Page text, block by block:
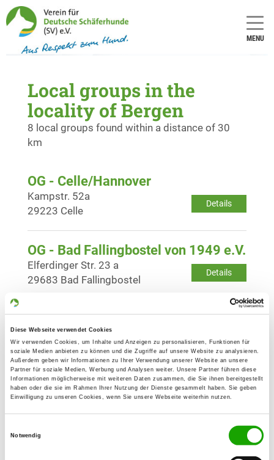
Diese Webseite verwendet Cookies
Wir verwenden Cookies, um Inhalte und Anzeigen zu personalisieren, Funktionen für
soziale Medien anbieten zu können und die Zugriffe auf unsere Website zu analysieren.
Außerdem geben wir Informationen zu Ihrer Verwendung unserer Website an unsere
Partner für soziale Medien, Werbung und Analysen weiter. Unsere Partner führen diese
Informationen möglicherweise mit weiteren Daten zusammen, die Sie ihnen bereitgestellt
haben oder die sie im Rahmen Ihrer Nutzung der Dienste gesammelt haben. Sie geben
Einwilligung zu unseren Cookies, wenn Sie unsere Webseite weiterhin nutzen.
Notwendig
MENU
Local groups in the
locality of Bergen
8 local groups found within a distance of 30
km
OG - Celle/Hannover
Details
Kampstr. 52a
29223 Celle
OG - Bad Fallingbostel von 1949 e.V.
Details
Elferdinger Str. 23 a
29683 Bad Fallingbostel
OG - Faßberg
Details
Meisenweg
29328 Faßberg
OG - Hambühren e.V.
Am Ortsdresch 100
29313 Hambühren OT Oldau